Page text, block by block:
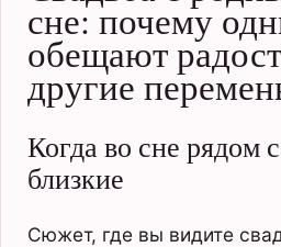
сне: почему
обещают
другие
Когда во сне рядом
близкие
Сюжет, где вы видите